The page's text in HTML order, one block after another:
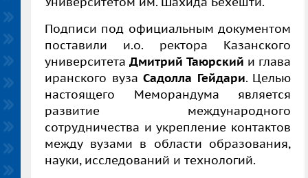
Подписи под официальным документом
поставили и.о. ректора Казанского
университетаДмитрий Таюрский и глава
иранского вуза Садолла Гейдари. Целью
настоящего Меморандума является
развитие международного
сотрудничества и укрепление контактов
между вузами в области образования,
науки, исследований и технологий.